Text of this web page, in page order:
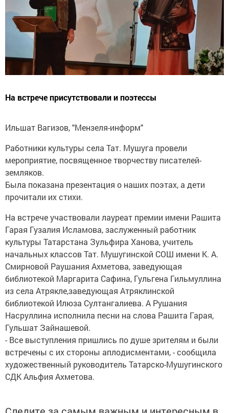
На встрече присутствовали и поэтессы
Ильшат Вагизов, "Мензеля-информ"
Работники культуры села Тат. Мушуга провели
мероприятие, посвященное творчеству писателей-
земляков.
Была показана презентация о наших поэтах, а дети
прочитали их стихи.
На встрече участвовали лауреат премии имени Рашита
Гарая Гузалия Исламова, заслуженный работник
культуры Татарстана Зульфира Ханова, учитель
начальных классов Тат. Мушугинской СОШ имени К. А.
Смирновой Раушания Ахметова, заведующая
библиотекой Маргарита Сафина, Гульгена Гильмуллина
из села Атрякле,заведующая Атряклинской
библиотекой Илюза Султангалиева. А Рушания
Насруллина исполнила песни на слова Рашита Гарая,
Гульшат Зайнашевой.
- Все выступления пришлись по душе зрителям и были
встречены с их стороны аплодисментами, - сообщила
художественный руководитель Татарско-Мушугинского
СДК Альфия Ахметова.